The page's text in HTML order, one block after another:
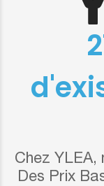
Chez YLEA,
Des Prix